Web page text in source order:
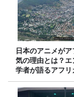
日本のアニメがア
気の理由とは？
学者が語るアフリ
アル